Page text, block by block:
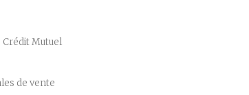
Crédit Mutuel
de vente